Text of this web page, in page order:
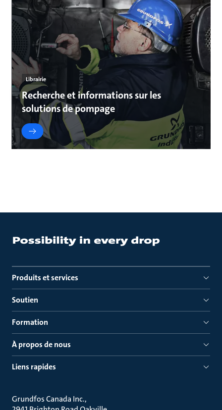
Librairie
Recherche et informations sur les
solutions de pompage
Produits et services
Soutien
Formation
À propos de nous
Liens rapides
Grundfos Canada Inc.